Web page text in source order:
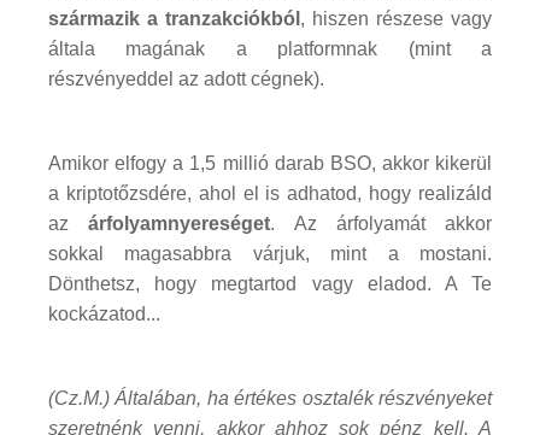
származik a tranzakciókból , hiszen részese vagy
általa magának a platformnak (mint a
részvényeddel az adott cégnek).
Amikor elfogy a 1,5 millió darab BSO, akkor kikerül
a kriptotőzsdére, ahol el is adhatod, hogy realizáld
azárfolyamnyereséget. Az árfolyamát akkor
sokkal magasabbra várjuk, mint a mostani.
Dönthetsz, hogy megtartod vagy eladod. A Te
kockázatod...
(Cz.M.) Általában, ha értékes osztalék részvényeket
szeretnénk venni, akkor ahhoz sok pénz kell. A